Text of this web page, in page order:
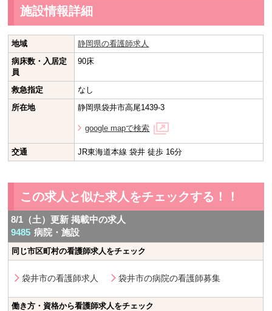
施設情報詳細
地域
静岡県の看護師求人
病床数・入居定
員
90床
救急指定
なし
所在地
静岡県袋井市高尾1439-3
google mapで検索
交通 JR東海道本線 袋井 徒歩 16分
この求人と似た求人をチェックする！！
8/1（土）更新 掲載中の求人
9485 病院・施設
同じ市区町村の看護師求人をチェック
袋井市の看護師求人 袋井市の病院の看護師募集
働き方・資格から看護師求人をチェック